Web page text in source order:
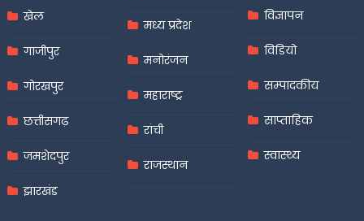
खेल
गाजीपुर
गोरखपुर
छत्तीसगढ़
जमशेदपुर
झारखंड
मध्य प्रदेश
मनोरंजन
महाराष्ट्र
रांची
राजस्थान
विज्ञापन
विडियो
सम्पादकीय
साप्ताहिक
स्वास्थ्य